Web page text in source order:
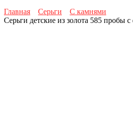
Главная
Серьги
С камнями
Серьги детские из золота 585 пробы